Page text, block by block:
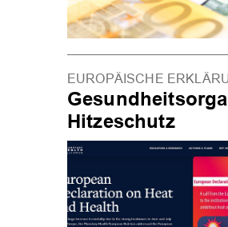
EUROPÄISCHE
Hitzeschutz